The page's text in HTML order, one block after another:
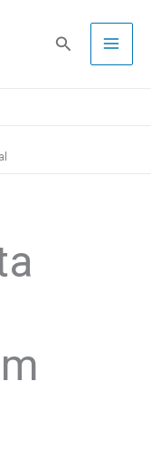
Pesquisa